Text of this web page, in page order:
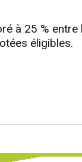
à 25 %
éligibles.